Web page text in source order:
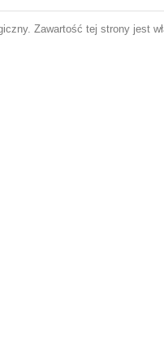
Zawartość tej strony jest